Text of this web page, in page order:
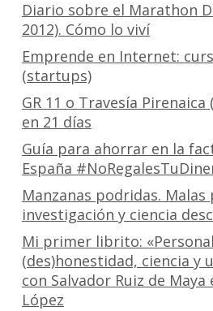
Diario sobre el Marathon
2012). Cómo lo viví
Emprende en Internet:
(startups)
GR 11 o Travesía
en 21 días
Guía para ahorrar en la
España
Manzanas podridas. Malas
investigación y ciencia
Mi primer librito:
(des)honestidad, ciencia y
con Salvador Ruiz de Maya
López